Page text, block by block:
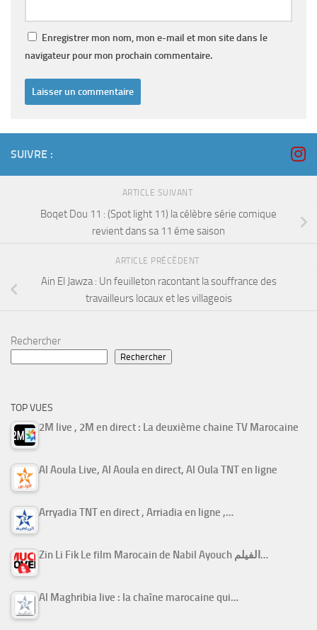
Enregistrer mon nom, mon e-mail et mon site dans le
navigateur pour mon prochain commentaire.
SUIVRE :
ARTICLE SUIVANT
Boqet Dou 11 : (Spot light 11) la célèbre série comique
revient dans sa 11 éme saison
ARTICLE PRÉCÉDENT
Ain El Jawza : Un feuilleton racontant la souffrance des
travailleurs locaux et les villageois
Rechercher
Rechercher
TOP VUES
2M live , 2M en direct : La deuxième chaine TV Marocaine
Al Aoula Live, Al Aoula en direct, Al Oula TNT en ligne
Arryadia TNT en direct , Arriadia en ligne ,…
Zin Li Fik Le film Marocain de Nabil Ayouch الفيلم…
Al Maghribia live : la chaîne marocaine qui…